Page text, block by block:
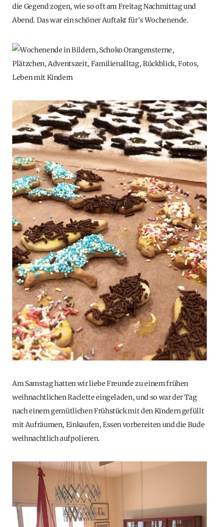
die Gegend zogen, wie so oft am Freitag Nachmittag und
Abend. Das war ein schöner Auftakt für's Wochenende.
Am Samstag hatten wir liebe Freunde zu einem frühen
weihnachtlichen Raclette eingeladen, und so war der Tag
nach einem gemütlichen Frühstück mit den Kindern gefüllt
mit Aufräumen, Einkaufen, Essen vorbereiten und die Bude
weihnachtlich aufpolieren.